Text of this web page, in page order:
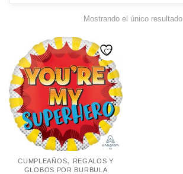
Mostrando el único resultado
CUMPLEAÑOS,
REGALOS Y
GLOBOS POR BURBULA